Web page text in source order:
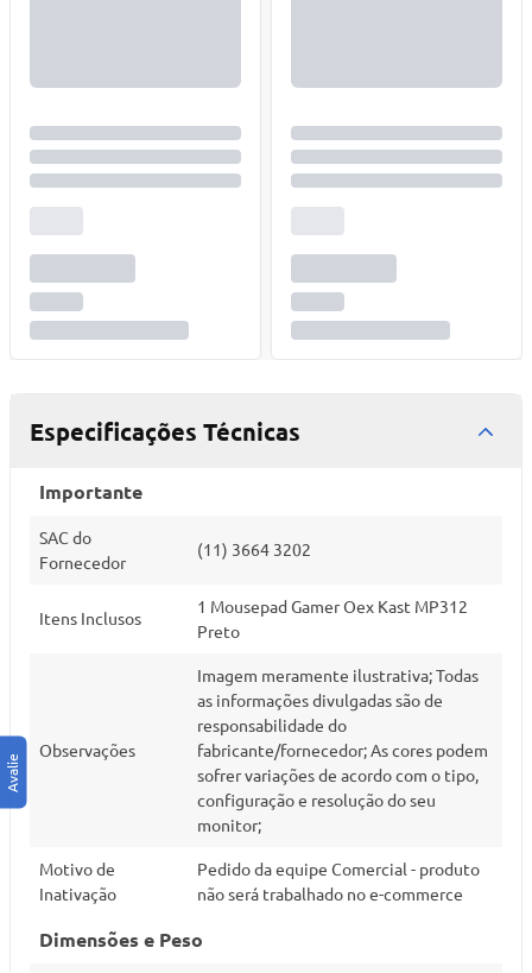
Especificações Técnicas
Importante
SAC do
Fornecedor
(11) 3664 3202
Itens Inclusos
1 Mousepad Gamer Oex Kast MP312
Preto
Observações
Imagem meramente ilustrativa; Todas
as informações divulgadas são de
responsabilidade do
fabricante/fornecedor; As cores podem
sofrer variações de acordo com o tipo,
configuração e resolução do seu
monitor;
Motivo de
Inativação
Pedido da equipe Comercial - produto
não será trabalhado no e-commerce
Dimensões e Peso